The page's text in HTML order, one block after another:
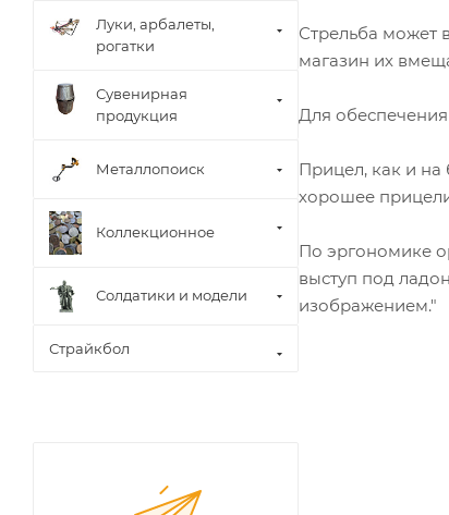
Стрельба может
магазин их
Для
Прицел, как и на
хорошее
По эргономике
выступ под
изображением."
Луки, арбалеты,
рогатки
Сувенирная
продукция
Металлопоиск
Коллекционное
Солдатики и модели
Страйкбол